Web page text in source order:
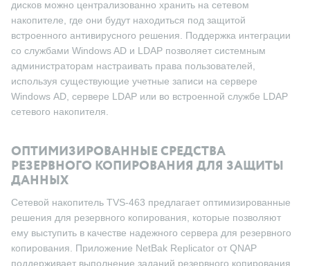
дисков можно централизованно хранить на сетевом
накопителе, где они будут находиться под защитой
встроенного антивирусного решения. Поддержка интеграции
со службами Windows AD и LDAP позволяет системным
администраторам настраивать права пользователей,
используя существующие учетные записи на сервере
Windows AD, сервере LDAP или во встроенной службе LDAP
сетевого накопителя.
ОПТИМИЗИРОВАННЫЕ СРЕДСТВА
РЕЗЕРВНОГО КОПИРОВАНИЯ ДЛЯ ЗАЩИТЫ
ДАННЫХ
Сетевой накопитель TVS-463 предлагает оптимизированные
решения для резервного копирования, которые позволяют
ему выступить в качестве надежного сервера для резервного
копирования. Приложение NetBak Replicator от QNAP
поддерживает выполнение заданий резервного копирования